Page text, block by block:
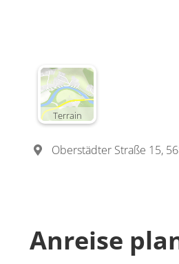
Terrain
Oberstädter Straße 15,
Anreise